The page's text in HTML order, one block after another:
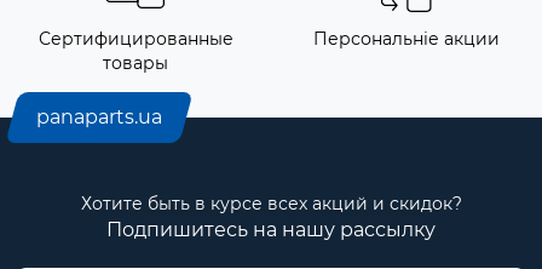
Сертифицированные
товары
Персональніе акции
panaparts.ua
Хотите быть в курсе всех акций и скидок?
Подпишитесь на нашу рассылку